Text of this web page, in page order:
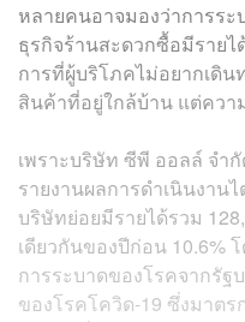
หลายคนอาจมองว่าการร
ธุรกิจร้านสะดวกซื้อมีราย
การที่ผู้บริโภคไม่อยากเดิน
สินค้าที่อยู่ใกล้บ้าน แต่ควา
เพราะบริษัท ซีพี ออลล์ จํา
รายงานผลการดําเนินงาน
บริษัทย่อยมีรายได้รวม
เดียวกันของปีก่อน 10.6%
การระบาดของโรคจากรัฐ
ของโรคโควิด-19 ซึ่งมาตร